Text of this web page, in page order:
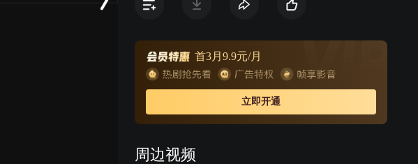
首3月9.9元/月
立即开通
周边视频